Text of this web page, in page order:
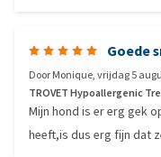
Goede
DoorMonique,vrijdag 5
TROVET Hypoallergenic
Mijn hond is er erg gek
heeft,is dus erg fijn dat